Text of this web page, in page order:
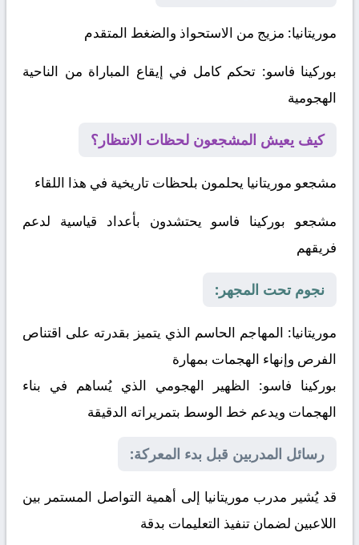
موريتانيا: مزيج من الاستحواذ والضغط المتقدم
بوركينا فاسو: تحكم كامل في إيقاع المباراة من الناحية
الهجومية
كيف يعيش المشجعون لحظات الانتظار؟
مشجعو موريتانيا يحلمون بلحظات تاريخية في هذا اللقاء
مشجعو بوركينا فاسو يحتشدون بأعداد قياسية لدعم
فريقهم
نجوم تحت المجهر:
موريتانيا: المهاجم الحاسم الذي يتميز بقدرته على اقتناص
الفرص وإنهاء الهجمات بمهارة
بوركينا فاسو: الظهير الهجومي الذي يُساهم في بناء
الهجمات ويدعم خط الوسط بتمريراته الدقيقة
رسائل المدربين قبل بدء المعركة:
قد يُشير مدرب موريتانيا إلى أهمية التواصل المستمر بين
اللاعبين لضمان تنفيذ التعليمات بدقة